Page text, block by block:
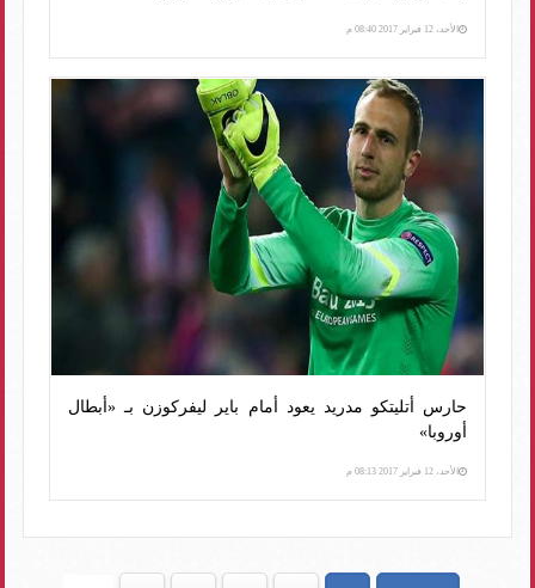
الأحد، 12 فبراير 2017 08:40 م
حارس أتليتكو مدريد يعود أمام باير ليفركوزن بـ «أبطال
أوروبا»
الأحد، 12 فبراير 2017 08:13 م